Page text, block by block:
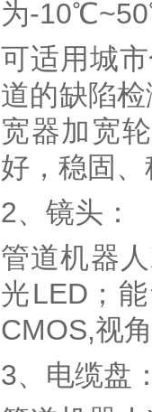
为-
可适用城
道的缺陷
宽器加宽
好，稳固
2、镜头：
管道机器
光LED；
CMOS,视
3、电缆盘